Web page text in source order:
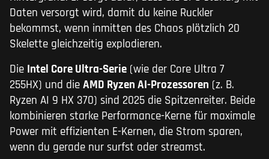
Daten versorgt wird, damit du keine Ruckler
bekommst, wenn inmitten des Chaos plötzlich 20
Skelette gleichzeitig explodieren.
Die Intel Core Ultra-Serie (wie der Core Ultra 7
255HX) und die AMD Ryzen AI-Prozessoren (z. B.
Ryzen AI 9 HX 370) sind 2025 die Spitzenreiter. Beide
kombinieren starke Performance-Kerne für maximale
Power mit effizienten E-Kernen, die Strom sparen,
wenn du gerade nur surfst oder streamst.